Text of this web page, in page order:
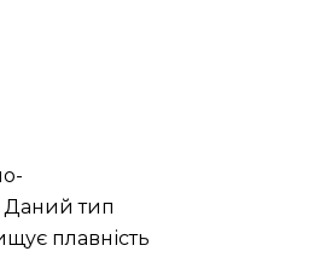
Даний тип
плавність